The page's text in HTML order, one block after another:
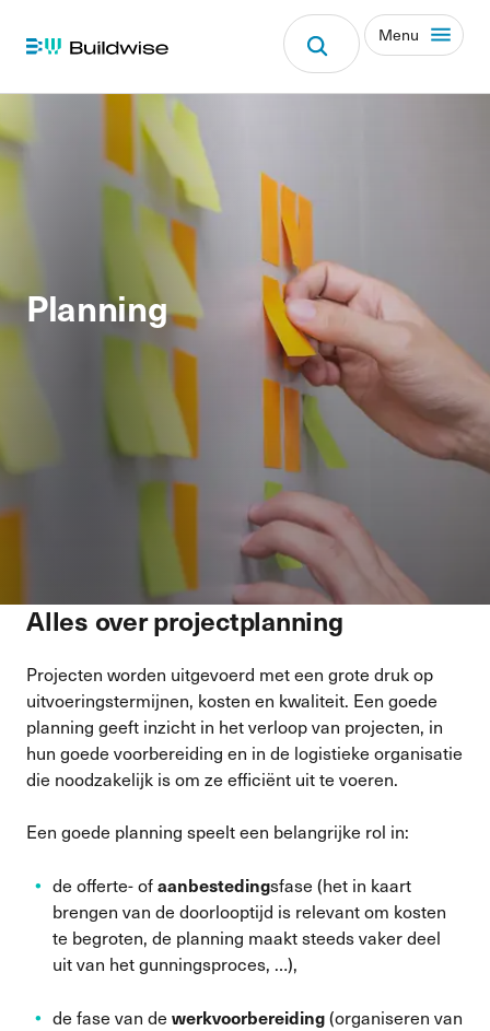
Menu
Planning
Alles over projectplanning
Projecten worden uitgevoerd met een grote druk op
uitvoeringstermijnen, kosten en kwaliteit. Een goede
planning geeft inzicht in het verloop van projecten, in
hun goede voorbereiding en in de logistieke organisatie
die noodzakelijk is om ze efficiënt uit te voeren.
Een goede planning speelt een belangrijke rol in:
de offerte- ofaanbestedingsfase (het in kaart
brengen van de doorlooptijd is relevant om kosten
te begroten, de planning maakt steeds vaker deel
uit van het gunningsproces, …),
de fase van de werkvoorbereiding(organiseren van